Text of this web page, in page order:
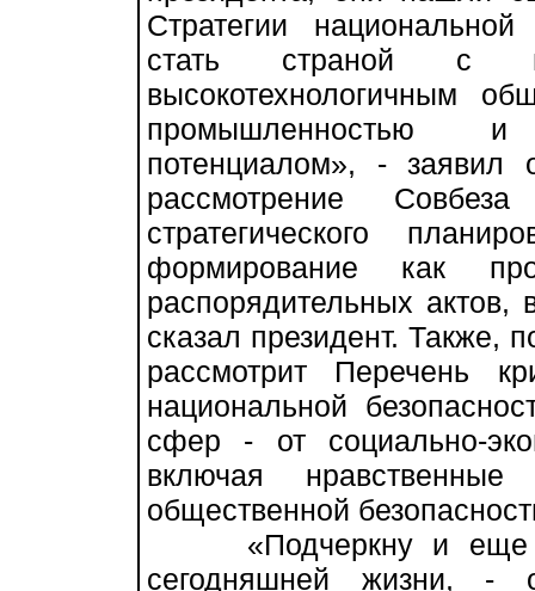
Стратегии
стать страной с
высокотехнологичным
промышленностью
потенциалом», -
рассмотрение
стратегического
формирование как
распорядительных актов,
сказал президент. Также,
рассмотрит Перечень
национальной
сфер - от социально-
включая
общественной
«Подчеркну и еще
сегодняшней жизни, -